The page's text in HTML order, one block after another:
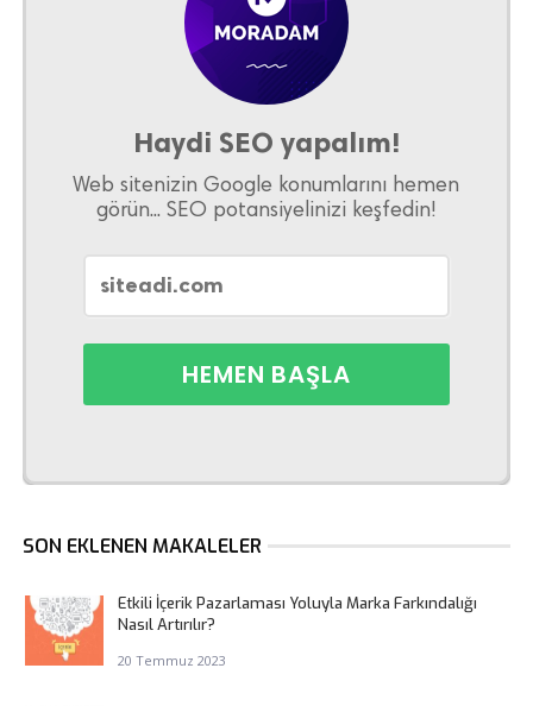
Haydi SEO yapalım!
Web sitenizin Google konumlarını hemen
görün... SEO potansiyelinizi keşfedin!
SON EKLENEN MAKALELER
Etkili İçerik Pazarlaması Yoluyla Marka Farkındalığı
Nasıl Artırılır?
20 Temmuz 2023